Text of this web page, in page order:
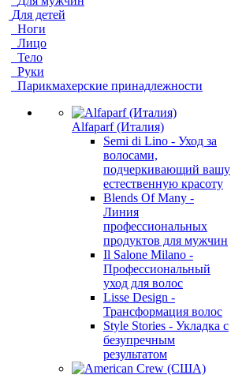
Для детей
Ноги
Лицо
Тело
Руки
Парикмахерские принадлежности
Alfaparf (Италия)
Semi di Lino - Уход за
волосами,
подчеркивающий вашу
естественную красоту
Blends Of Many -
Линия
профессиональных
продуктов для мужчин
Il Salone Milano -
Профессиональный
уход для волос
Lisse Design -
Трансформация волос
Style Stories - Укладка с
безупречным
результатом